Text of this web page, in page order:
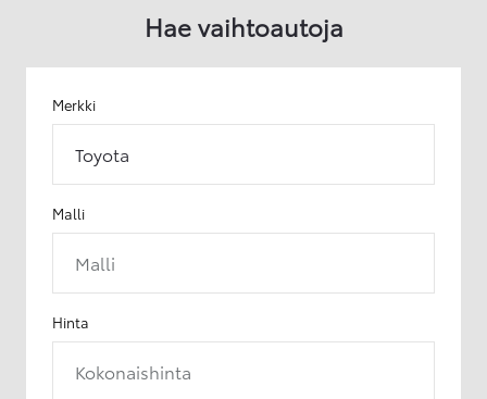
Hae vaihtoautoja
Merkki
Toyota
Malli
Malli
Hinta
Kokonaishinta